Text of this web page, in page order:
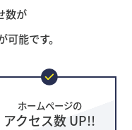
数が
能です。
ホームページの
アクセス数 UP!!